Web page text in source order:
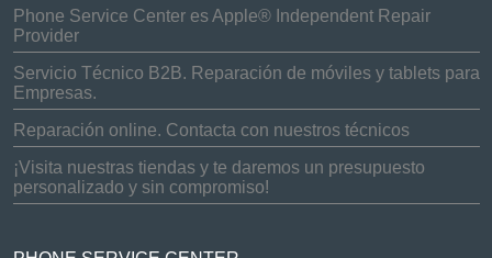
Phone Service Center es Apple® Independent Repair
Provider
Servicio Técnico B2B. Reparación de móviles y tablets para
Empresas.
Reparación online. Contacta con nuestros técnicos
¡Visita nuestras tiendas y te daremos un presupuesto
personalizado y sin compromiso!